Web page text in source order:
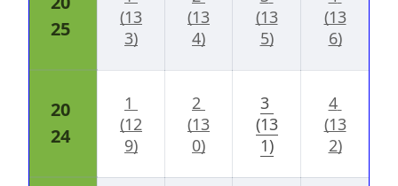
25
(13
3)
(13
4)
(13
5)
(13
6)
20
24
1
(12
9)
2
(13
0)
3
(13
1)
4
(13
2)